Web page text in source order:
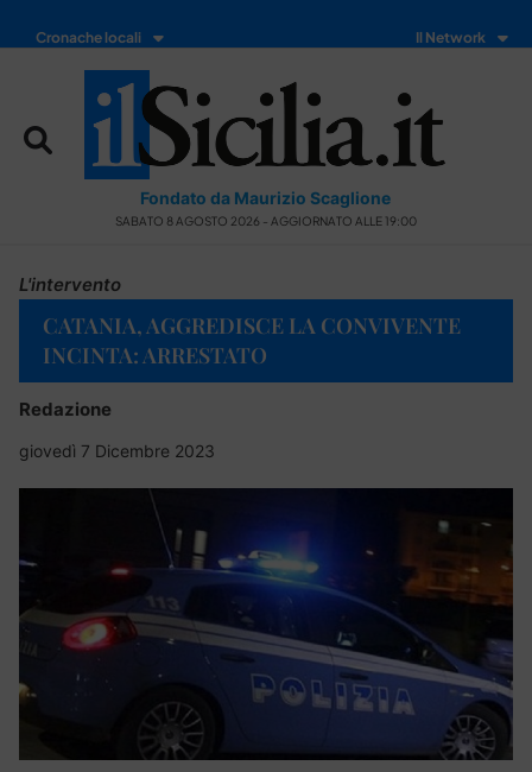
Cronache locali Il Network
Fondato da Maurizio Scaglione
SABATO 8 AGOSTO 2026 - AGGIORNATO ALLE 19:00
L'intervento
CATANIA, AGGREDISCE LA CONVIVENTE
INCINTA: ARRESTATO
Redazione
giovedì 7 Dicembre 2023